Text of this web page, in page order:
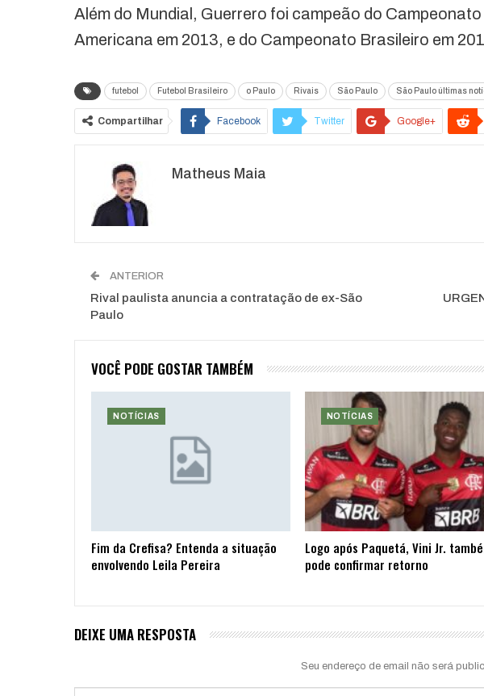
Além do Mundial, Guerrero foi campeão do
Americana em 2013, e do Campeonato Brasileiro em
futebol Futebol Brasileiro o Paulo Rivais São Paulo São Paulo últimas
Compartilhar Facebook Twitter Google+
Matheus Maia
ANTERIOR
Rival paulista anuncia a contratação de ex-São
Paulo
VOCÊ PODE GOSTAR TAMBÉM
NOTÍCIAS
Fim da Crefisa? Entenda a situação
envolvendo Leila Pereira
NOTÍCIAS
Logo após Paquetá, Vini Jr.
pode confirmar retorno
DEIXE UMA RESPOSTA
Seu endereço de email não será